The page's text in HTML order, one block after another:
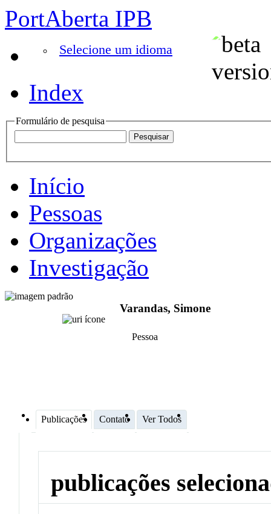
PortAberta IPB
Selecione um idioma
Index
Formulário de pesquisa
Início
Pessoas
Organizações
Investigação
Varandas, Simone
Pessoa
Publicações Contato Ver Todos
publicações